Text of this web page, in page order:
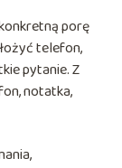
porę
telefon,
pytanie. Z
notatka,